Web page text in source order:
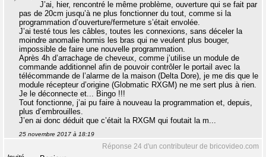
J’ai, hier, rencontré le même problème, ouverture qui se fait par
pas de 20cm jusqu’à ne plus fonctionner du tout, comme si la
programmation d’ouverture/fermeture s’était envolée.
J’ai testé tous les câbles, toutes les connexions, sans déceler la
moindre anomalie hormis les bras qui ne veulent plus bouger,
impossible de faire une nouvelle programmation.
Après 4h d’arrachage de cheveux, comme j’utilise un module de
commande additionnel afin de pouvoir contrôler le portail avec la
télécommande de l’alarme de la maison (Delta Dore), je me dis que le
module récepteur d’origine (Globmatic RXGM) ne me sert plus à rien.
Je le déconnecte et... Bingo !!!
Tout fonctionne, j’ai pu faire à nouveau la programmation et, depuis,
plus d’embrouilles.
J’en ai donc déduit que c’était la RXGM qui foutait la m...
25 novembre 2017 à 18:19
Réponse 24 d'un contributeur de bricovideo.com